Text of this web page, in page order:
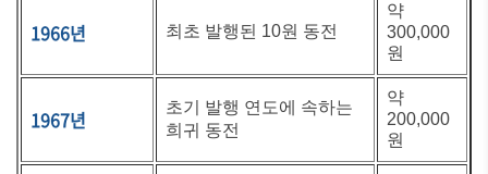
1966년 최초 발행된 10원 동전
약
300,000
원
1967년
초기 발행 연도에 속하는
희귀 동전
약
200,000
원